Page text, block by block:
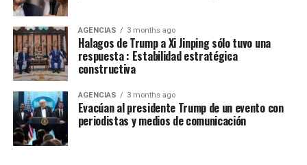
AGENCIAS 3 months ago
Halagos de Trump a Xi Jinping sólo tuvo una
respuesta : Estabilidad estratégica
constructiva
AGENCIAS 3 months ago
Evacúan al presidente Trump de un evento con
periodistas y medios de comunicación